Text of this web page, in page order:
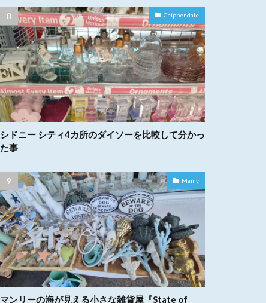
Chippendale
シドニー シティ4カ所のダイソーを比較して分かっ
た事
Manly
マンリーの海が見える小さな雑貨屋『State of